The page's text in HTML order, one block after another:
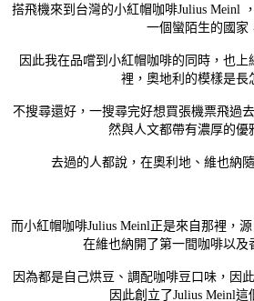
搭飛機來到台灣的小紅帽咖啡Julius Meinl
一個蠻陌生的國家
因此我在品嚐到小紅帽咖啡的同時，也
裡，奧地利的模樣是長
不搜尋還好，一搜尋完好想買張機票飛過
然與人文都帶有濃厚的優
去過的人都說，在奧利地、維也納
而小紅帽咖啡Julius Meinl正是來自那裡，
在維也納開了第一間咖啡以及
因為都是自己烘豆、調配咖啡豆口味，因
因此創立了Julius Meinl這